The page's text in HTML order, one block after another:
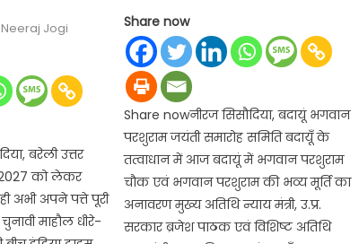
Author
Neeraj Jogi
बरेली उत्तर
2027 को लेकर
अभी अपने पत्ते पूरी
माहौल धीरे-
Share now
Share nowनीरज सिसौदिया, बदायूं ‍‍‍भगवान
परशुराम जयंती समारोह समिति बदायूँ के
तत्वाधान में आज बदायूं में भगवान परशुराम
चौक एवं भगवान परशुराम की भव्य मूर्ति का
अनावरण मुख्य अतिथि न्याय मंत्री, उ.प्र.
सरकार ब्रजेश पाठक एवं विशिष्ट अतिथि